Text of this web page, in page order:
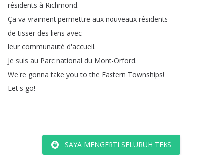
résidents à Richmond.
Ça va vraiment permettre aux nouveaux résidents
de tisser des liens avec
leur communauté d'accueil.
Je suis au Parc national du Mont-Orford.
We're gonna take you to the Eastern Townships!
Let's go!
SAYA MENGERTI SELURUH TEKS